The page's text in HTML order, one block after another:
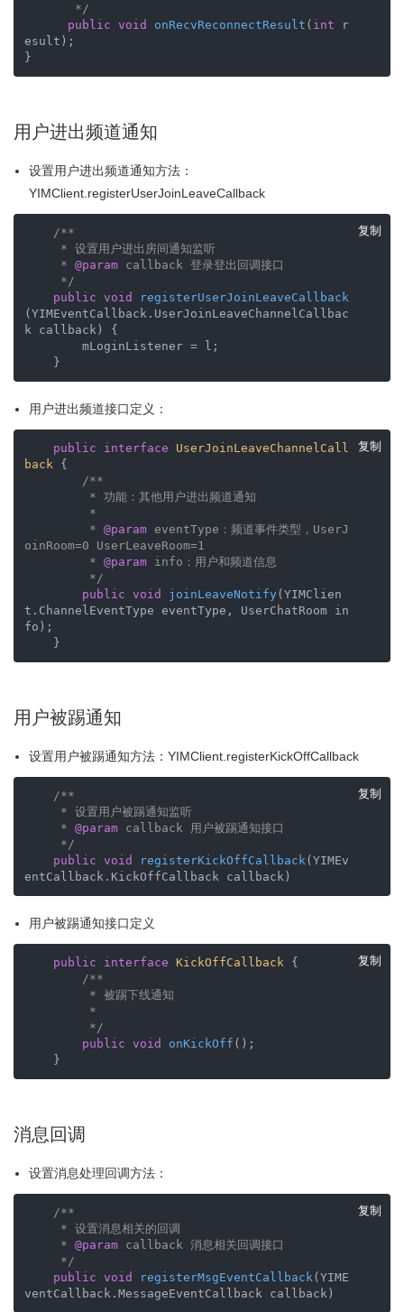
       */
public void onRecvReconnectResult ( int r
esult) ;
}
用户进出频道通知
设置用户进出频道通知方法：
YIMClient.registerUserJoinLeaveCallback
复制
/**
     *
@param callback 登录登出回调接口
     */
public void
registerUserJoinLeaveCallback
(YIMEventCallback.UserJoinLeaveChannelCallbac
k callback)
{
    }
用户进出频道接口定义：
复制
public interface
UserJoinLeaveChannelCall
back {
/**
         *
@param eventType：频道事件类型，UserJ
oinRoom=0 UserLeaveRoom=1
         *
@param info：用户和频道信息
         */
public void joinLeaveNotify (YIMClien
t.ChannelEventType eventType, UserChatRoom in
fo) ;
    }
用户被踢通知
设置用户被踢通知方法：YIMClient.registerKickOffCallback
复制
/**
     *
@param callback 用户被踢通知接口
     */
public void registerKickOffCallback(YIMEv
entCallback.KickOffCallback callback)
用户被踢通知接口定义
复制
public interface KickOffCallback {
/**
         */
public void onKickOff () ;
    }
消息回调
设置消息处理回调方法：
复制
/**
     *
@param callback 消息相关回调接口
     */
public void registerMsgEventCallback(YIME
ventCallback.MessageEventCallback callback)